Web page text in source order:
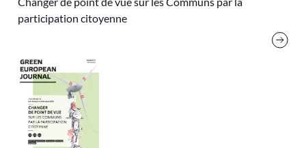
participation citoyenne
plan de relance
post-croissance
post-urbain
prix du livre
Progrès